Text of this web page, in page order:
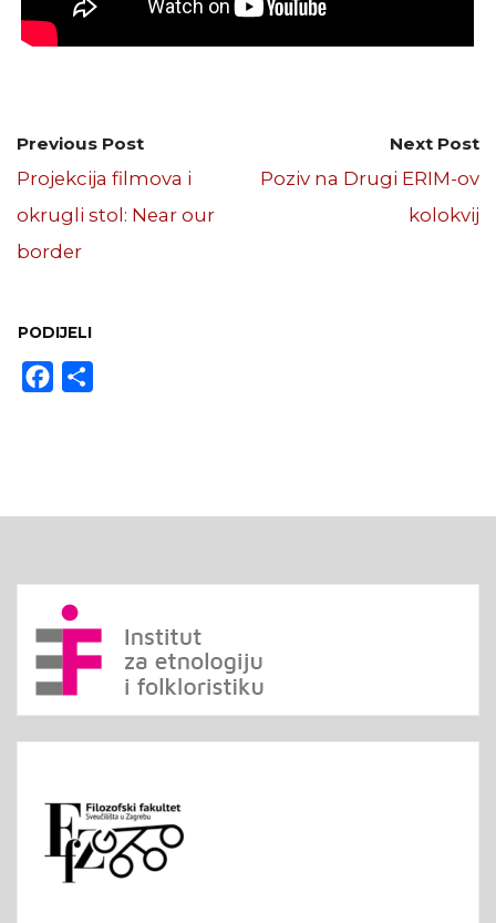
Previous Post
Projekcija filmova i
okrugli stol: Near our
border
Next Post
Poziv na Drugi ERIM-ov
kolokvij
PODIJELI
Facebook